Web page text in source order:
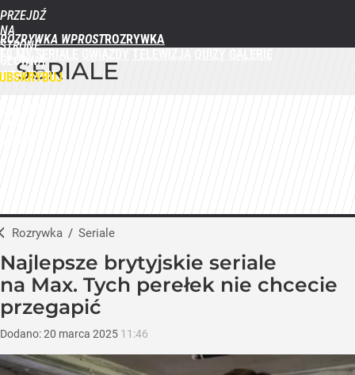
PRZEJDŹ
NA
STRONĘ
GŁÓWNĄ
WPROST.PL
ROZRYWKA WPROST
SERIALE
Rozrywka / Seriale
Najlepsze brytyjskie seriale
na Max. Tych perełek nie chcecie
przegapić
Dodano:20 marca 2025 11:46